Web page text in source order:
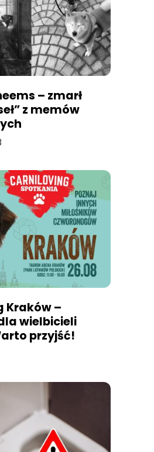
– zmarł
z memów
Kraków –
wielbicieli
przyjść!